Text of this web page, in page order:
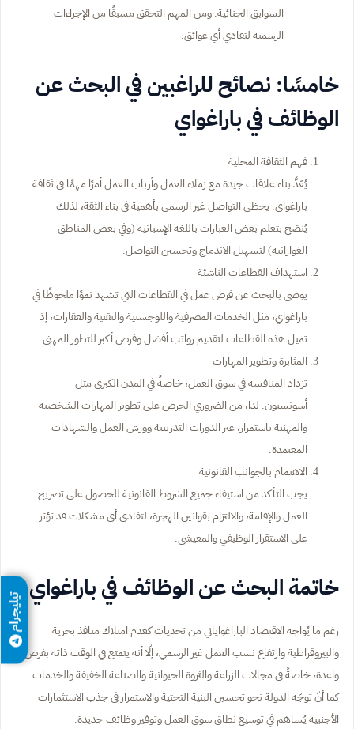
السوابق الجنائية. ومن المهم التحقق مسبقًا من الإجراءات
الرسمية لتفادي أي عوائق.
خامسًا: نصائح للراغبين في البحث عن
الوظائف في باراغواي
فهم الثقافة المحلية
يُعَدُّ بناء علاقات جيدة مع زملاء العمل وأرباب العمل أمرًا مهمًا في ثقافة
باراغواي. يحظى التواصل غير الرسمي بأهمية في بناء الثقة، لذلك
يُنصَح بتعلم بعض العبارات باللغة الإسبانية (وفي بعض المناطق
الغوارانية) لتسهيل الاندماج وتحسين التواصل.
استهداف القطاعات الناشئة
يوصى بالبحث عن فرص عمل في القطاعات التي تشهد نموًا ملحوظًا في
باراغواي، مثل الخدمات المصرفية واللوجستية والتقنية والعقارات، إذ
تميل هذه القطاعات لتقديم رواتب أفضل وفرص أكبر للتطور المهني.
المثابرة وتطوير المهارات
تزداد المنافسة في سوق العمل، خاصةً في المدن الكبرى مثل
أسونسيون. لذا، من الضروري الحرص على تطوير المهارات الشخصية
والمهنية باستمرار، عبر الدورات التدريبية وورش العمل والشهادات
المعتمدة.
الاهتمام بالجوانب القانونية
يجب التأكد من استيفاء جميع الشروط القانونية للحصول على تصريح
العمل والإقامة، والالتزام بقوانين الهجرة، لتفادي أي مشكلات قد تؤثر
على الاستقرار الوظيفي والمعيشي.
خاتمة البحث عن الوظائف في باراغواي
رغم ما يُواجه الاقتصاد الباراغواياني من تحديات كعدم امتلاك منافذ بحرية
والبيروقراطية وارتفاع نسب العمل غير الرسمي، إلّا أنه يتمتع في الوقت ذاته بفرص
واعدة، خاصةً في مجالات الزراعة والثروة الحيوانية والصناعة الخفيفة والخدمات.
كما أنّ توجّه الدولة نحو تحسين البنية التحتية والاستمرار في جذب الاستثمارات
الأجنبية يُساهم في توسيع نطاق سوق العمل وتوفير وظائف جديدة.
تيليجرام